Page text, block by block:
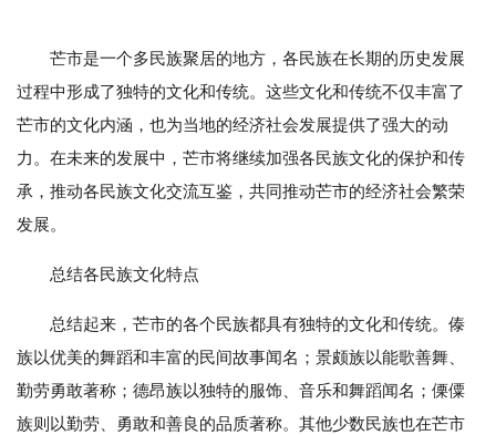
芒市是一个多民族聚居的地方，各民族在长期的历史发展
过程中形成了独特的文化和传统。这些文化和传统不仅丰富了
芒市的文化内涵，也为当地的经济社会发展提供了强大的动
力。在未来的发展中，芒市将继续加强各民族文化的保护和传
承，推动各民族文化交流互鉴，共同推动芒市的经济社会繁荣
发展。
总结各民族文化特点
总结起来，芒市的各个民族都具有独特的文化和传统。傣
族以优美的舞蹈和丰富的民间故事闻名；景颇族以能歌善舞、
勤劳勇敢著称；德昂族以独特的服饰、音乐和舞蹈闻名；傈僳
族则以勤劳、勇敢和善良的品质著称。其他少数民族也在芒市